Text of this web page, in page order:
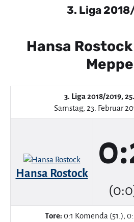
3. Liga
Hansa
3. Liga 2018/2019,
Samstag, 23. Februar
Hansa Rostock
Tore: 0:1 Komenda (51.),